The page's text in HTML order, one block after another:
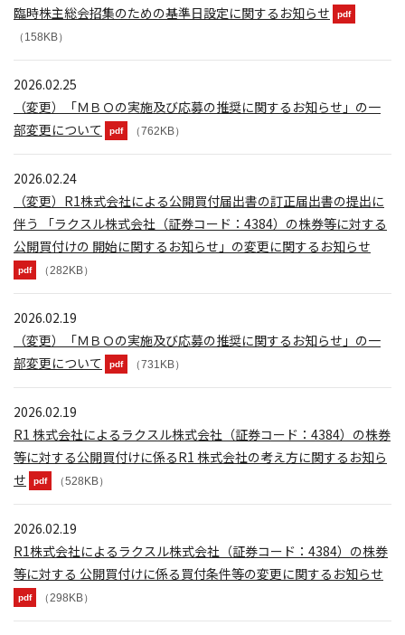
臨時株主総会招集のための基準日設定に関するお知らせ
pdf
（158KB）
2026.02.25
（変更）「ＭＢＯの実施及び応募の推奨に関するお知らせ」の一
部変更について
pdf （762KB）
2026.02.24
（変更）R1株式会社による公開買付届出書の訂正届出書の提出に
伴う 「ラクスル株式会社（証券コード：4384）の株券等に対する
公開買付けの 開始に関するお知らせ」の変更に関するお知らせ
pdf （282KB）
2026.02.19
（変更）「ＭＢＯの実施及び応募の推奨に関するお知らせ」の一
部変更について
pdf （731KB）
2026.02.19
R1 株式会社によるラクスル株式会社（証券コード：4384）の株券
等に対する公開買付けに係るR1 株式会社の考え方に関するお知ら
せ
pdf （528KB）
2026.02.19
R1株式会社によるラクスル株式会社（証券コード：4384）の株券
等に対する 公開買付けに係る買付条件等の変更に関するお知らせ
pdf （298KB）